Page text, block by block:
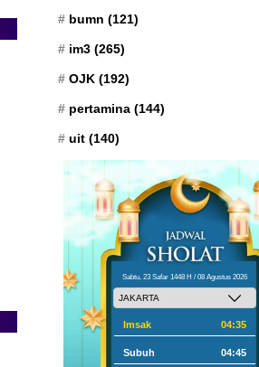
bumn (121)
im3 (265)
OJK (192)
pertamina (144)
uit (140)
Sabtu, 23 Safar 1448 H / 08 Agustus 2026
Imsak 04:35
Subuh 04:45